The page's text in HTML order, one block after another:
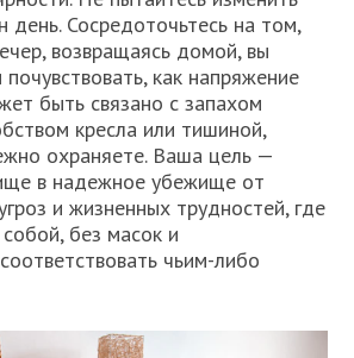
день. Сосредоточьтесь на том,
возвращаясь домой, вы
как напряжение
быть связано с запахом
кресла или тишиной,
охраняете. Ваша цель —
в надежное убежище от
и жизненных трудностей, где
без масок и
чьим-либо